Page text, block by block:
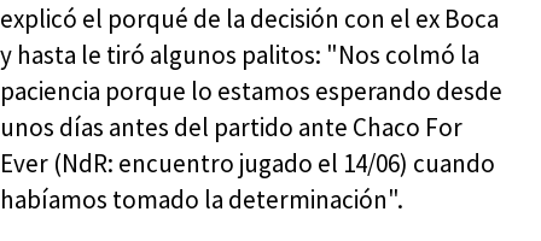
explicó el porqué de la decisión con el ex Boca
y hasta le tiró algunos palitos: "Nos colmó la
paciencia porque lo estamos esperando desde
unos días antes del partido ante Chaco For
Ever (NdR: encuentro jugado el 14/06) cuando
habíamos tomado la determinación".